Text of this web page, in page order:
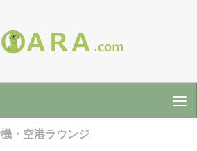
・空港ラウンジ